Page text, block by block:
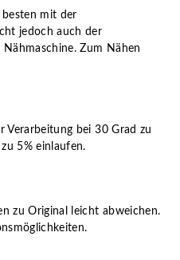
besten mit der
jedoch auch der
Zum Nähen
bei 30 Grad zu
5% einlaufen.
zu Original leicht abweichen.